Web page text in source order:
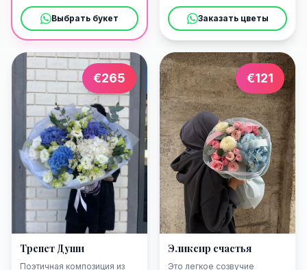
привезем эту весеннюю
свежесть в ваши
апартаменты в Старом
Которе.
Выбрать букет
весеннем танце. Мы
бережно доставим этот
букет в старинный дом в
средневековым стенам
Старого города в Которе.
Заказать цветы
€265
Трепет Души
Поэтичная композиция из
€121
Эликсир счастья
Это легкое созвучие